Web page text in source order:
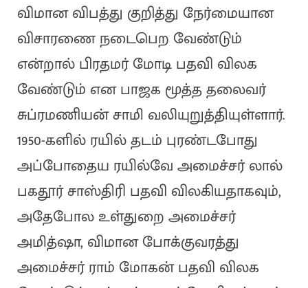
விமான விபத்து குறித்து நேர்மையான
விசாரணை நடைபெற வேண்டும்
என்றால் பிரதமர் மோடி பதவி விலக
வேண்டும் என பாஜக மூத்த தலைவர்
சுப்ரமணியன் சாமி வலியுறுத்தியுள்ளார்.
1950-களில் ரயில் தடம் புரண்டபோது
அப்போதைய ரயில்வே அமைச்சர் லால்
பகதூர் சாஸ்திரி பதவி விலகியதாகவும்,
அதேபோல உள்துறை அமைச்சர்
அமித்ஷா, விமான போக்குவரத்து
அமைச்சர் ராம் மோகன் பதவி விலக